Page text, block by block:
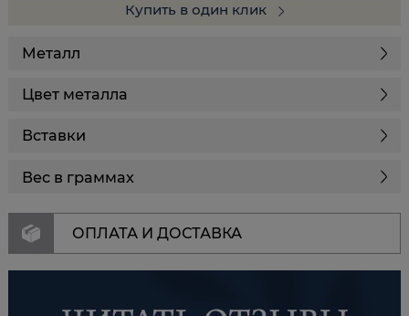
Купить в один клик
Металл
Цвет металла
Вставки
Вес в граммах
ОПЛАТА И ДОСТАВКА